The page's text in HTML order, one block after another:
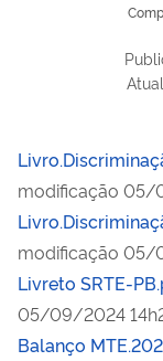
modificação 05/
modificação 05/
Livreto SRTE-
05/09/2024
Balanço